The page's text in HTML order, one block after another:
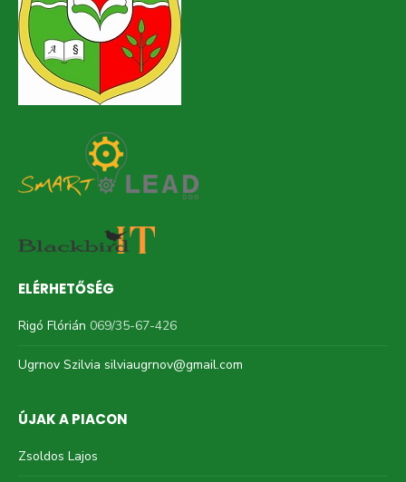
ELÉRHETŐSÉG
Rigó Flórián 069/35-67-426
Ugrnov Szilvia silviaugrnov@gmail.com
ÚJAK A PIACON
Zsoldos Lajos